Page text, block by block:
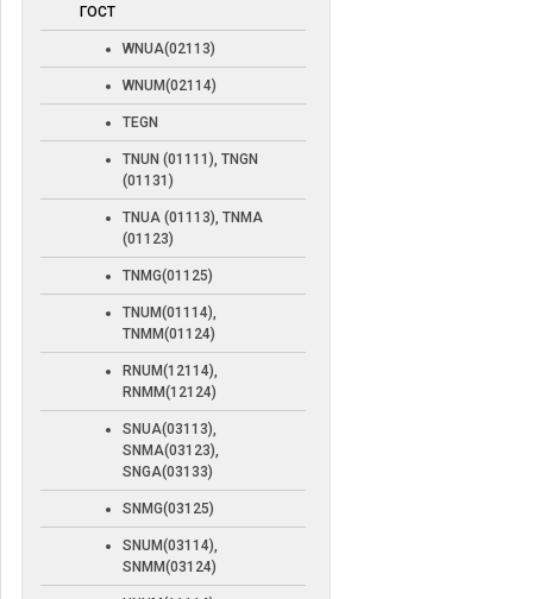
ГОСТ
WNUA(02113)
WNUM(02114)
TEGN
TNUN (01111), TNGN
(01131)
TNUA (01113), TNMA
(01123)
TNMG(01125)
TNUM(01114),
TNMM(01124)
RNUM(12114),
RNMM(12124)
SNUA(03113),
SNMA(03123),
SNGA(03133)
SNMG(03125)
SNUM(03114),
SNMM(03124)